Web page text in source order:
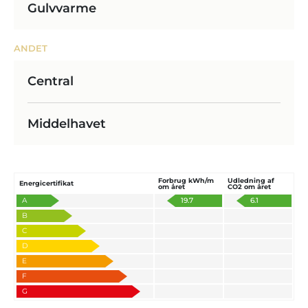
Gulvvarme
ANDET
Central
Middelhavet
Energicertifikat
Forbrug kWh/m
om året
Udledning af
CO2 om året
A 19.7
6.1
B
C
D
E
F
G